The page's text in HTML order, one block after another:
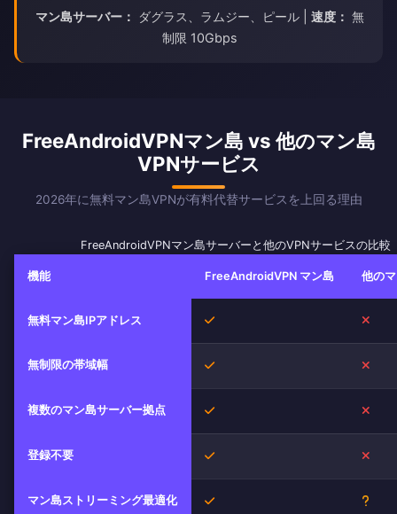
マン島サーバー： ダグラス、ラムジー、ピール | 速度： 無
制限 10Gbps
FreeAndroidVPNマン島 vs 他のマン島
VPNサービス
2026年に無料マン島VPNが有料代替サービスを上回る理由
FreeAndroidVPNマン島サーバーと他のVPNサービスの比較
機能 FreeAndroidVPN マン島 他の
無料マン島IPアドレス はい
無制限の帯域幅 はい
複数のマン島サーバー拠点 はい
登録不要 はい
マン島ストリーミング最適化 はい